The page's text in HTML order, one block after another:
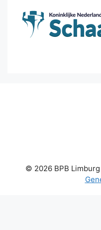
© 2026 BPB